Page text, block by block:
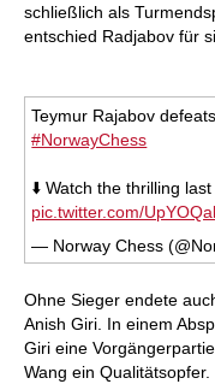
schließlich als
entschied Radjabov für
Teymur Rajabov
#NorwayChess
⬇️ Watch the thrilling
pic.twitter.com/
— Norway Chess
Ohne Sieger endete
Anish Giri. In einem
Giri eine
Wang ein